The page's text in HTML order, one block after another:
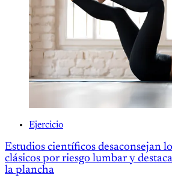
Ejercicio
Estudios científicos desaconsejan
clásicos por riesgo lumbar y
la plancha